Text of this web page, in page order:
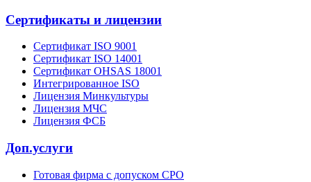
Сертификаты и лицензии
Сертификат ISO 9001
Сертификат ISO 14001
Сертификат OHSAS 18001
Интегрированное ISO
Лицензия Минкультуры
Лицензия МЧС
Лицензия ФСБ
Доп.услуги
Готовая фирма с допуском СРО